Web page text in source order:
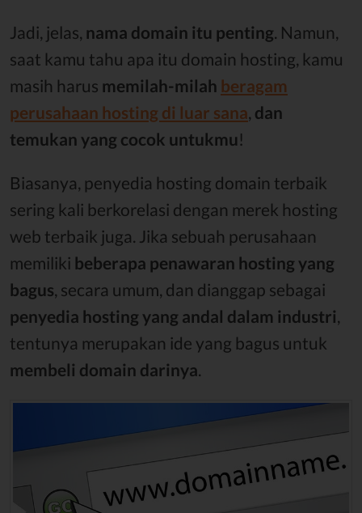
Jadi, jelas, nama domain itu penting. Namun,
saat kamu tahu apa itu domain hosting, kamu
masih harus memilah-milah beragam
perusahaan hosting di luar sana, dan
temukan yang cocok untukmu!
Biasanya, penyedia hosting domain terbaik
sering kali berkorelasi dengan merek hosting
web terbaik juga. Jika sebuah perusahaan
memiliki beberapa penawaran hosting yang
bagus , secara umum, dan dianggap sebagai
penyedia hosting yang andal dalam industri
tentunya merupakan ide yang bagus untuk
membeli domain darinya